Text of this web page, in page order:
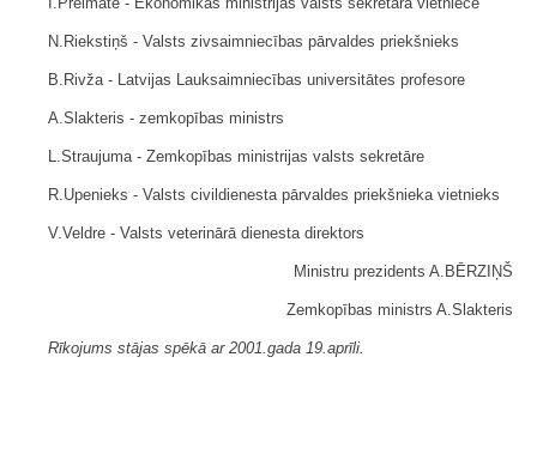
N.Riekstiņš - Valsts zivsaimniecības pārvaldes priekšnieks
B.Rivža - Latvijas Lauksaimniecības universitātes profesore
A.Slakteris - zemkopības ministrs
L.Straujuma - Zemkopības ministrijas valsts sekretāre
R.Upenieks - Valsts civildienesta pārvaldes priekšnieka vietnieks
V.Veldre - Valsts veterinārā dienesta direktors
Ministru prezidents A.BĒRZIŅŠ
Zemkopības ministrs A.Slakteris
Rīkojums stājas spēkā ar 2001.gada 19.aprīli.